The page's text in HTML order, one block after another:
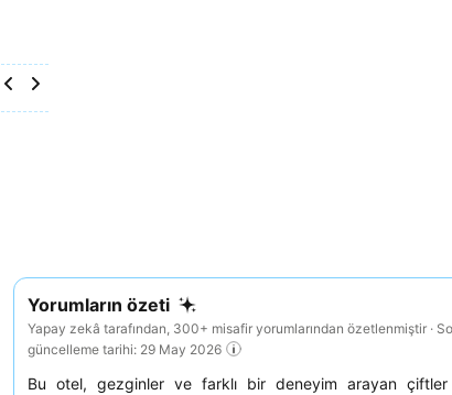
Yorumların özeti
Yapay zekâ tarafından, 300+ misafir yorumlarından özetlenmiştir ·
güncelleme tarihi: 29 May 2026
Bu otel, gezginler ve farklı bir deneyim arayan